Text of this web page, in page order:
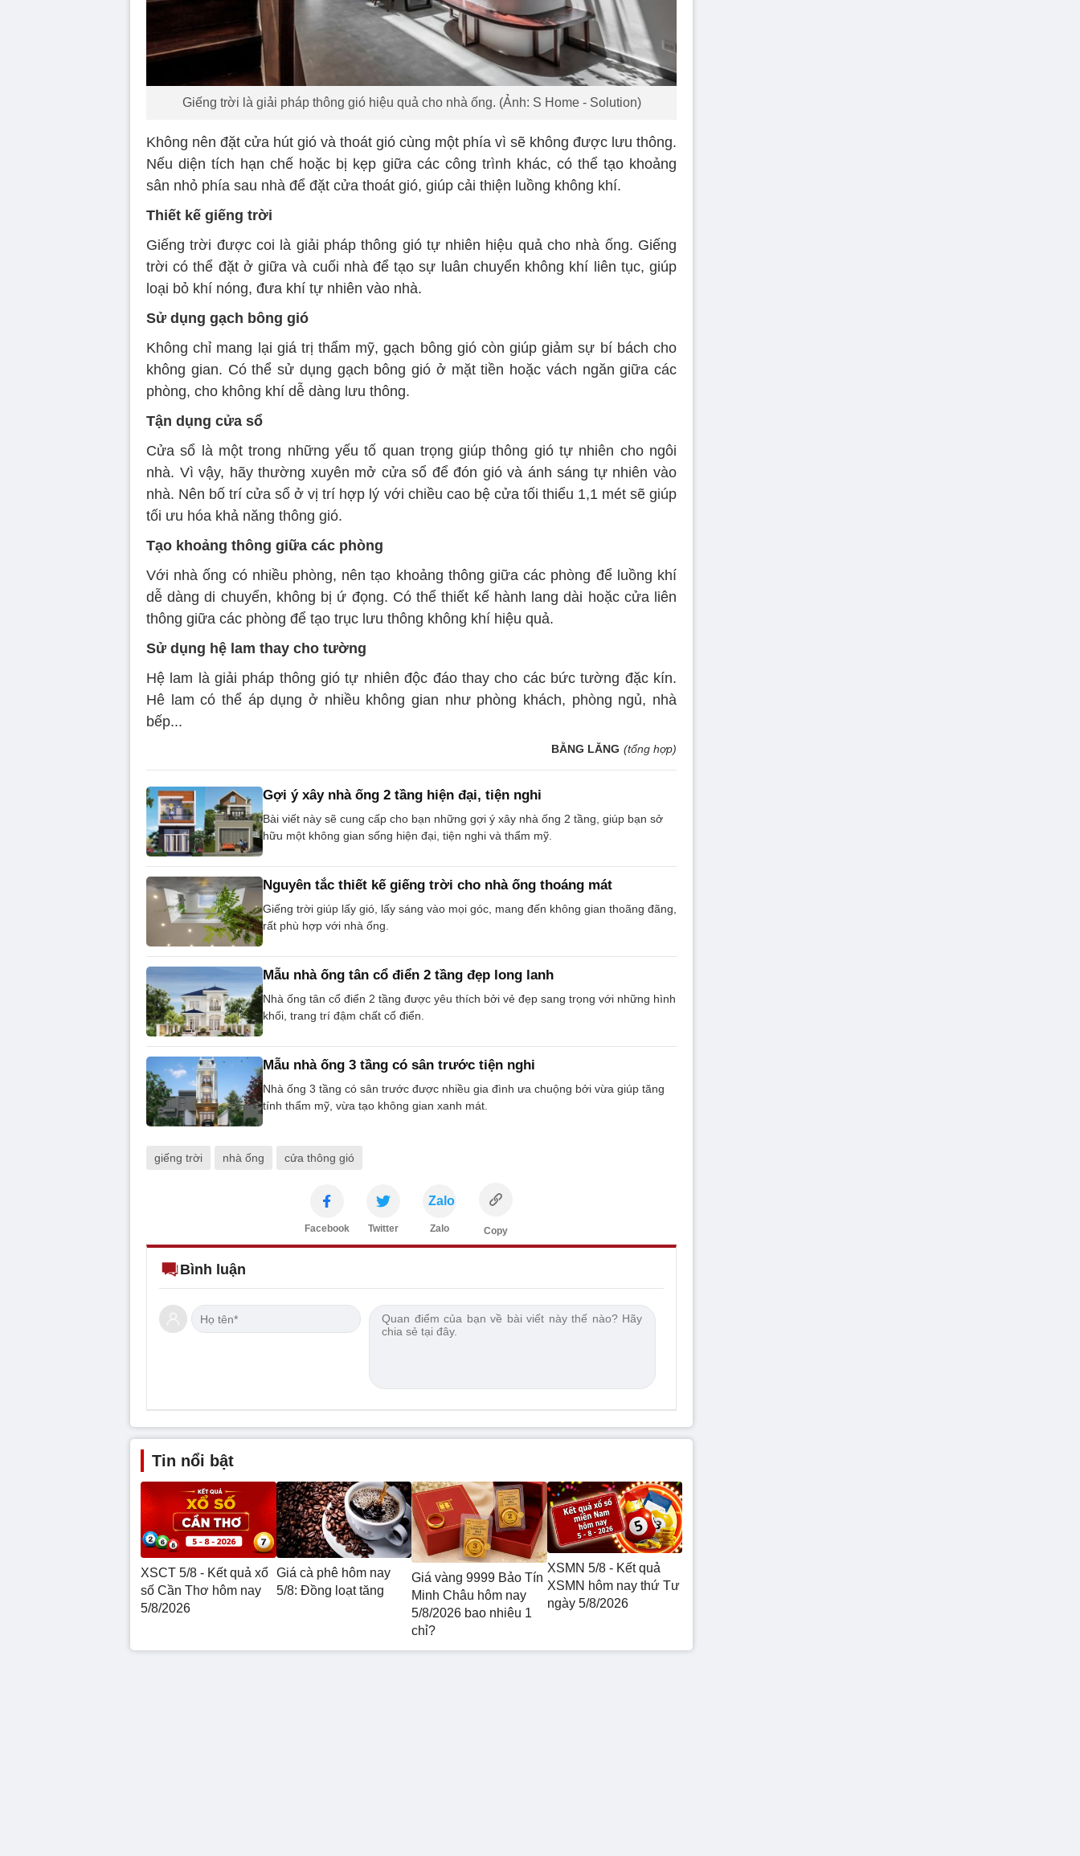
Giếng trời là giải pháp thông gió hiệu quả cho nhà ống. (Ảnh: S Home - Solution)
Không nên đặt cửa hút gió và thoát gió cùng một phía vì sẽ không được lưu thông.
Nếu diện tích hạn chế hoặc bị kẹp giữa các công trình khác, có thể tạo khoảng
sân nhỏ phía sau nhà để đặt cửa thoát gió, giúp cải thiện luồng không khí.
Thiết kế giếng trời
Giếng trời được coi là giải pháp thông gió tự nhiên hiệu quả cho nhà ống. Giếng
trời có thể đặt ở giữa và cuối nhà để tạo sự luân chuyển không khí liên tục, giúp
loại bỏ khí nóng, đưa khí tự nhiên vào nhà.
Sử dụng gạch bông gió
Không chỉ mang lại giá trị thẩm mỹ, gạch bông gió còn giúp giảm sự bí bách cho
không gian. Có thể sử dụng gạch bông gió ở mặt tiền hoặc vách ngăn giữa các
phòng, cho không khí dễ dàng lưu thông.
Tận dụng cửa sổ
Cửa sổ là một trong những yếu tố quan trọng giúp thông gió tự nhiên cho ngôi
nhà. Vì vậy, hãy thường xuyên mở cửa sổ để đón gió và ánh sáng tự nhiên vào
nhà. Nên bố trí cửa sổ ở vị trí hợp lý với chiều cao bệ cửa tối thiểu 1,1 mét sẽ giúp
tối ưu hóa khả năng thông gió.
Tạo khoảng thông giữa các phòng
Với nhà ống có nhiều phòng, nên tạo khoảng thông giữa các phòng để luồng khí
dễ dàng di chuyển, không bị ứ đọng. Có thể thiết kế hành lang dài hoặc cửa liên
thông giữa các phòng để tạo trục lưu thông không khí hiệu quả.
Sử dụng hệ lam thay cho tường
Hệ lam là giải pháp thông gió tự nhiên độc đáo thay cho các bức tường đặc kín.
Hê lam có thể áp dụng ở nhiều không gian như phòng khách, phòng ngủ, nhà
bếp...
BẰNG LĂNG (tổng hợp)
Gợi ý xây nhà ống 2 tầng hiện đại, tiện nghi
Bài viết này sẽ cung cấp cho bạn những gợi ý xây nhà ống 2 tầng, giúp bạn sở
hữu một không gian sống hiện đại, tiện nghi và thẩm mỹ.
Nguyên tắc thiết kế giếng trời cho nhà ống thoáng mát
Giếng trời giúp lấy gió, lấy sáng vào mọi góc, mang đến không gian thoãng đãng,
rất phù hợp với nhà ống.
Mẫu nhà ống tân cổ điển 2 tầng đẹp long lanh
Nhà ống tân cổ điển 2 tầng được yêu thích bởi vẻ đẹp sang trọng với những hình
khối, trang trí đậm chất cổ điển.
Mẫu nhà ống 3 tầng có sân trước tiện nghi
Nhà ống 3 tầng có sân trước được nhiều gia đình ưa chuộng bởi vừa giúp tăng
tính thẩm mỹ, vừa tạo không gian xanh mát.
giếng trời nhà ống cửa thông gió
Facebook Twitter
Zalo
Zalo Copy
Bình luận
Tin nổi bật
XSCT 5/8 - Kết quả xổ
số Cần Thơ hôm nay
5/8/2026
Giá cà phê hôm nay
5/8: Đồng loạt tăng
Giá vàng 9999 Bảo Tín
Minh Châu hôm nay
5/8/2026 bao nhiêu 1
chỉ?
XSMN 5/8 - Kết quả
XSMN hôm nay thứ Tư
ngày 5/8/2026